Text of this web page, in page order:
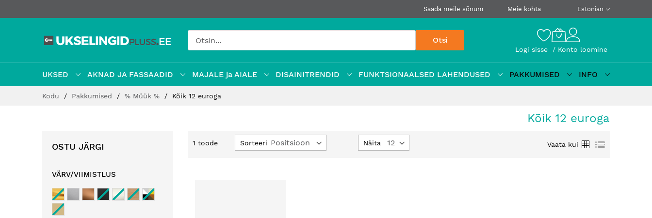
Saada meile sõnum Meie kohta Estonian
Otsi
Logi sisse Konto loomine
UKSED AKNAD JA FASSAADID MAJALE ja AIALE DISAINITRENDID FUNKTSIONAALSED LAHENDUSED PAKKUMISED
INFO
Kodu Pakkumised % Müük % Kõik 12 euroga
Kõik 12 euroga
1 toode Sorteeri Näita Vaata kui
Ruudustik
Loetelu
OSTU JÄRGI
VÄRV/VIIMISTLUS